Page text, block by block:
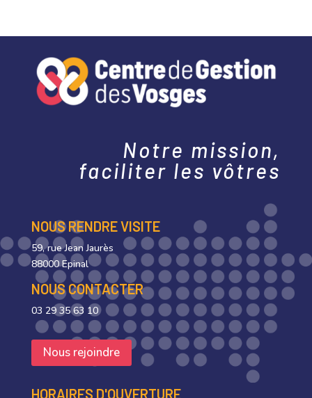
Notre mission,
faciliter les vôtres
NOUS RENDRE VISITE
59, rue Jean Jaurès
88000 Epinal
NOUS CONTACTER
03 29 35 63 10
Nous rejoindre
HORAIRES D'OUVERTURE